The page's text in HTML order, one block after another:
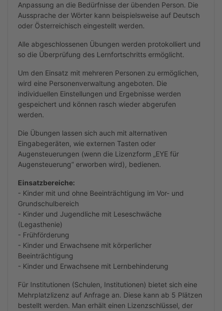
Anpassung an die Bedürfnisse der übenden Person. Die
Aussprache der Wörter kann beispielsweise auf Deutsch
oder Österreichisch eingestellt werden.
Alle abgeschlossenen Übungen werden protokolliert und
so die Überprüfung des Lernfortschritts ermöglicht.
Um den Einsatz mit mehreren Personen zu ermöglichen,
wird eine Personenverwaltung angeboten. Die
individuellen Einstellungen und Ergebnisse werden
gespeichert und können rasch wieder abgerufen
werden.
Die Übungen lassen sich auch mit alternativen
Eingabegeräten, wie externen Tasten oder
Augensteuerungen (wenn die Lizenzform „EYE für
Augensteuerung“ erworben wird), bedienen.
Einsatzbereiche:
- Kinder mit und ohne Beeinträchtigung im Vor- und
Grundschulbereich
- Kinder und Jugendliche mit Leseschwäche
(Legasthenie)
- Frühförderung
- Kinder und Erwachsene mit körperlicher
Beeinträchtigung
- Kinder und Erwachsene mit Lernbehinderung
Für Institutionen (Schulen, Institutionen) bietet sich eine
Mehrplatzlizenz auf Anfrage an. Diese kann ab 5 Plätzen
bestellt werden. Man erhält einen Lizenzschlüssel, der